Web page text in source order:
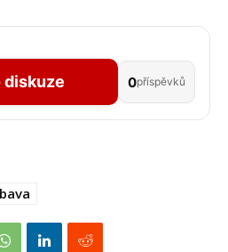
diskuze 0příspěvků